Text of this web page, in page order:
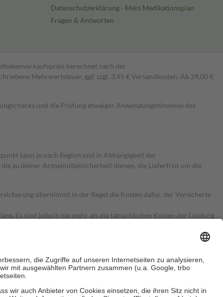
Datenschutzerklärung - Mein Medikationsplan
Fragen & Antworten
berechnet nach der
Mehrwertsteuer, ggf. zzgl. 3,95 € Versandkosten. Ab 29,00 €
und die Prüfung etwaiger Anwendungshinweise des
kann je nach Region und in Abhängigkeit der
zu deiner Arzneimittelsicherheit dienen, die Lieferfrist um die
übernimmt in der Regel die Kosten dafür, der Versicherte
Es sind jedoch nie mehr als die tatsächlichen Kosten der Leistung
Zuzahlungen an bei: